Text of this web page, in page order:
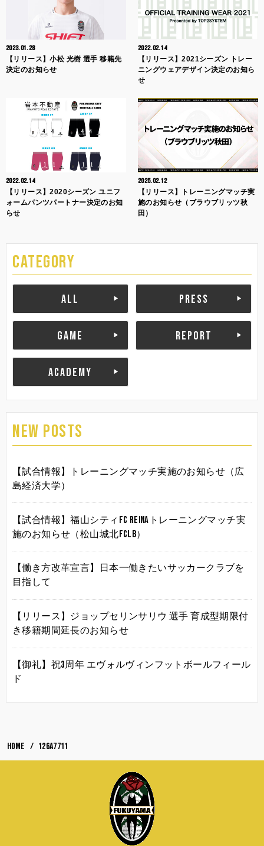
2023.01.28
【リリース】小松 光樹 選手 移籍先
決定のお知らせ
2022.02.14
【リリース】2021シーズン トレー
ニングウェアデザイン決定のお知ら
せ
2022.02.14
【リリース】2020シーズン ユニフ
ォームパンツパートナー決定のお知
らせ
2025.02.12
【リリース】トレーニングマッチ実
施のお知らせ（ブラウブリッツ秋
田）
CATEGORY
ALL PRESS
GAME REPORT
ACADEMY
NEW POSTS
【試合情報】トレーニングマッチ実施のお知らせ（広
島経済大学）
【試合情報】福山シティFC Reinaトレーニングマッチ実
施のお知らせ（松山城北FCLB）
【働き方改革宣言】日本一働きたいサッカークラブを
目指して
【リリース】ジョップセリンサリウ 選手 育成型期限付
き移籍期間延長のお知らせ
【御礼】祝3周年 エヴォルヴィンフットボールフィール
ド
HOME 126A7711